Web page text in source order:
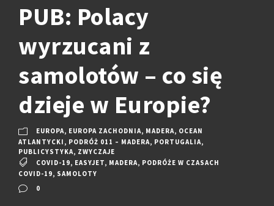
PUB: Polacy
wyrzucani z
samolotów – co się
dzieje w Europie?
EUROPA, EUROPA ZACHODNIA, MADERA, OCEAN
ATLANTYCKI , PODRÓŻ 011 – MADERA, PORTUGALIA,
PUBLICYSTYKA, ZWYCZAJE
COVID-19, EASYJET, MADERA, PODRÓŻE W CZASACH
COVID-19, SAMOLOTY
0